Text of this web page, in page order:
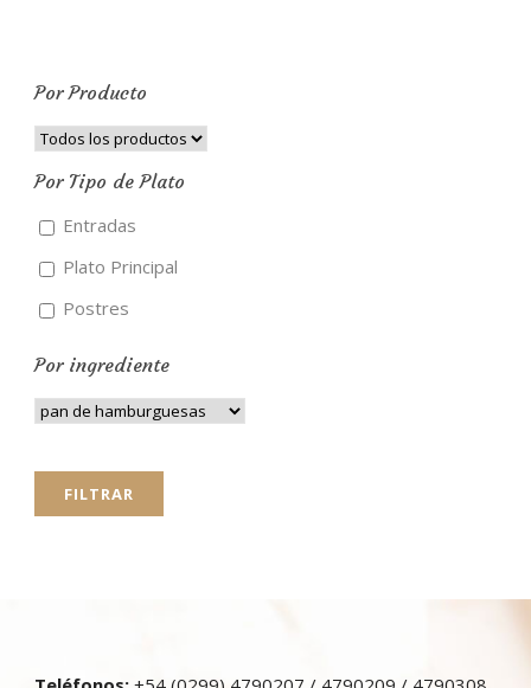
Por Producto
Por Tipo de Plato
Entradas
Plato Principal
Postres
Por ingrediente